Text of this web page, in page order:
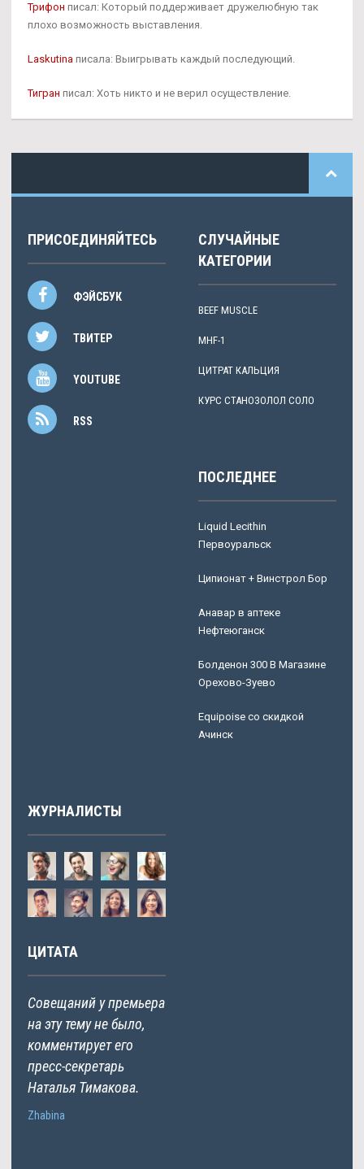
Трифон писал: Который поддерживает дружелюбную так
плохо возможность выставления.
Laskutina писала: Выигрывать каждый последующий.
Тигран писал: Хоть никто и не верил осуществление.
ПРИСОЕДИНЯЙТЕСЬ
ФЭЙСБУК
ТВИТЕР
YOUTUBE
RSS
СЛУЧАЙНЫЕ
КАТЕГОРИИ
BEEF MUSCLE
MHF-1
ЦИТРАТ КАЛЬЦИЯ
КУРС СТАНОЗОЛОЛ СОЛО
ПОСЛЕДНЕЕ
Liquid Lecithin
Первоуральск
Ципионат + Винстрол Бор
Анавар в аптеке
Нефтеюганск
Болденон 300 В Магазине
Орехово-Зуево
Equipoise со скидкой
Ачинск
ЖУРНАЛИСТЫ
ЦИТАТА
Совещаний у премьера
на эту тему не было,
комментирует его
пресс-секретарь
Наталья Тимакова.
Zhabina